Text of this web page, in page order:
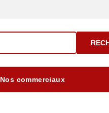
Nos commerciaux